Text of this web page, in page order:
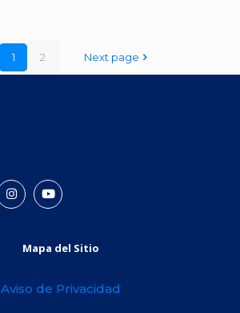
1 2 Next page
Mapa del Sitio
Aviso de Privacidad